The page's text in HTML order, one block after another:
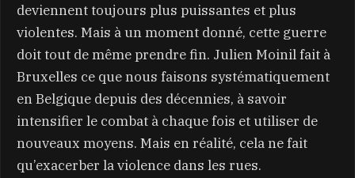
deviennent toujours plus puissantes et plus
violentes. Mais à un moment donné, cette guerre
doit tout de même prendre fin. Julien Moinil fait à
Bruxelles ce que nous faisons systématiquement
en Belgique depuis des décennies, à savoir
intensifier le combat à chaque fois et utiliser de
nouveaux moyens. Mais en réalité, cela ne fait
qu’exacerber la violence dans les rues.